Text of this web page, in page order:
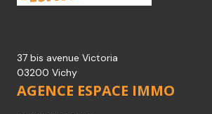
37 bis avenue Victoria
03200 Vichy
AGENCE ESPACE IMMO